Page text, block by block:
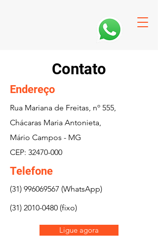
Contato
Endereço
Rua Mariana de Freitas, nº 555,
Chácaras Maria Antonieta,
Mário Campos - MG
CEP: 32470-000
Telefone
(31) 996069567 (WhatsApp)
(31) 2010-0480 (fixo)
Ligue agora